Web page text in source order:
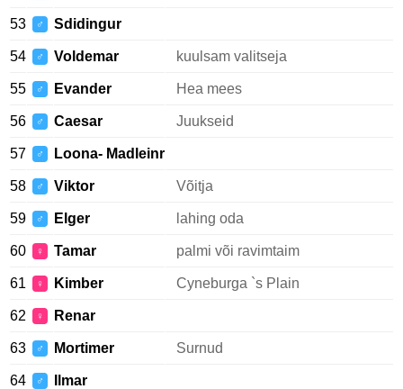
53 ♂ Sdidingur
54 ♂ Voldemar kuulsam valitseja
55 ♂ Evander Hea mees
56 ♂ Caesar Juukseid
57 ♂ Loona- Madleinr
58 ♂ Viktor Võitja
59 ♂ Elger lahing oda
60 ♀ Tamar palmi või ravimtaim
61 ♀ Kimber Cyneburga `s Plain
62 ♀ Renar
63 ♂ Mortimer Surnud
64 ♂ Ilmar